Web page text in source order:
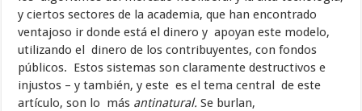
y ciertos sectores de la academia, que han encontrado
ventajoso ir donde está el dinero y apoyan este modelo,
utilizando el dinero de los contribuyentes, con fondos
públicos. Estos sistemas son claramente destructivos e
injustos – y también, y este es el tema central de este
artículo, son lo más antinatural. Se burlan,